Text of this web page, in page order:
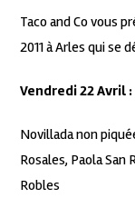
Taco and Co vous
2011 à Arles qui se
Vendredi 22 Avril :
Novillada non
Rosales, Paola San
Robles